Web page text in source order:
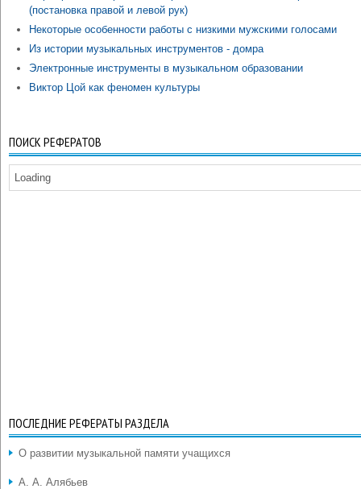
(постановка правой и левой рук)
Некоторые особенности работы с низкими мужскими голосами
Из истории музыкальных инструментов - домра
Электронные инструменты в музыкальном образовании
Виктор Цой как феномен культуры
ПОИСК РЕФЕРАТОВ
Loading
ПОСЛЕДНИЕ РЕФЕРАТЫ РАЗДЕЛА
О развитии музыкальной памяти учащихся
А. А. Алябьев